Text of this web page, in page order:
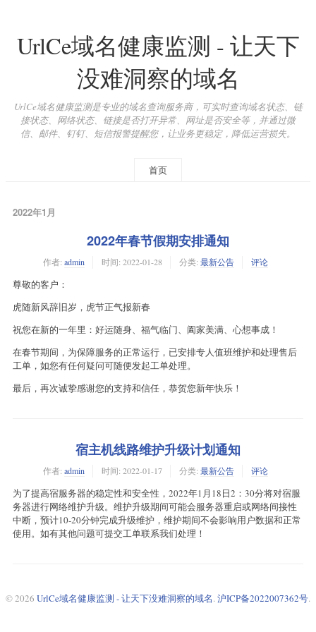
UrlCe域名健康监测 - 让天下
没难洞察的域名
UrlCe域名健康监测是专业的域名查询服务商，可实时查询域名状态、链
接状态、网络状态、链接是否打开异常、网址是否安全等，并通过微
信、邮件、钉钉、短信报警提醒您，让业务更稳定，降低运营损失。
首页
2022年1月
2022年春节假期安排通知
作者: admin 时间: 2022-01-28 分类: 最新公告 评论
尊敬的客户：
虎随新风辞旧岁，虎节正气报新春
祝您在新的一年里：好运随身、福气临门、阖家美满、心想事成！
在春节期间，为保障服务的正常运行，已安排专人值班维护和处理售后
工单，如您有任何疑问可随便发起工单处理。
最后，再次诚挚感谢您的支持和信任，恭贺您新年快乐！
宿主机线路维护升级计划通知
作者: admin 时间: 2022-01-17 分类: 最新公告 评论
为了提高宿服务器的稳定性和安全性，2022年1月18日2：30分将对宿服
务器进行网络维护升级。维护升级期间可能会服务器重启或网络间接性
中断，预计10-20分钟完成升级维护，维护期间不会影响用户数据和正常
使用。如有其他问题可提交工单联系我们处理！
© 2026 UrlCe域名健康监测 - 让天下没难洞察的域名. 沪ICP备2022007362号.